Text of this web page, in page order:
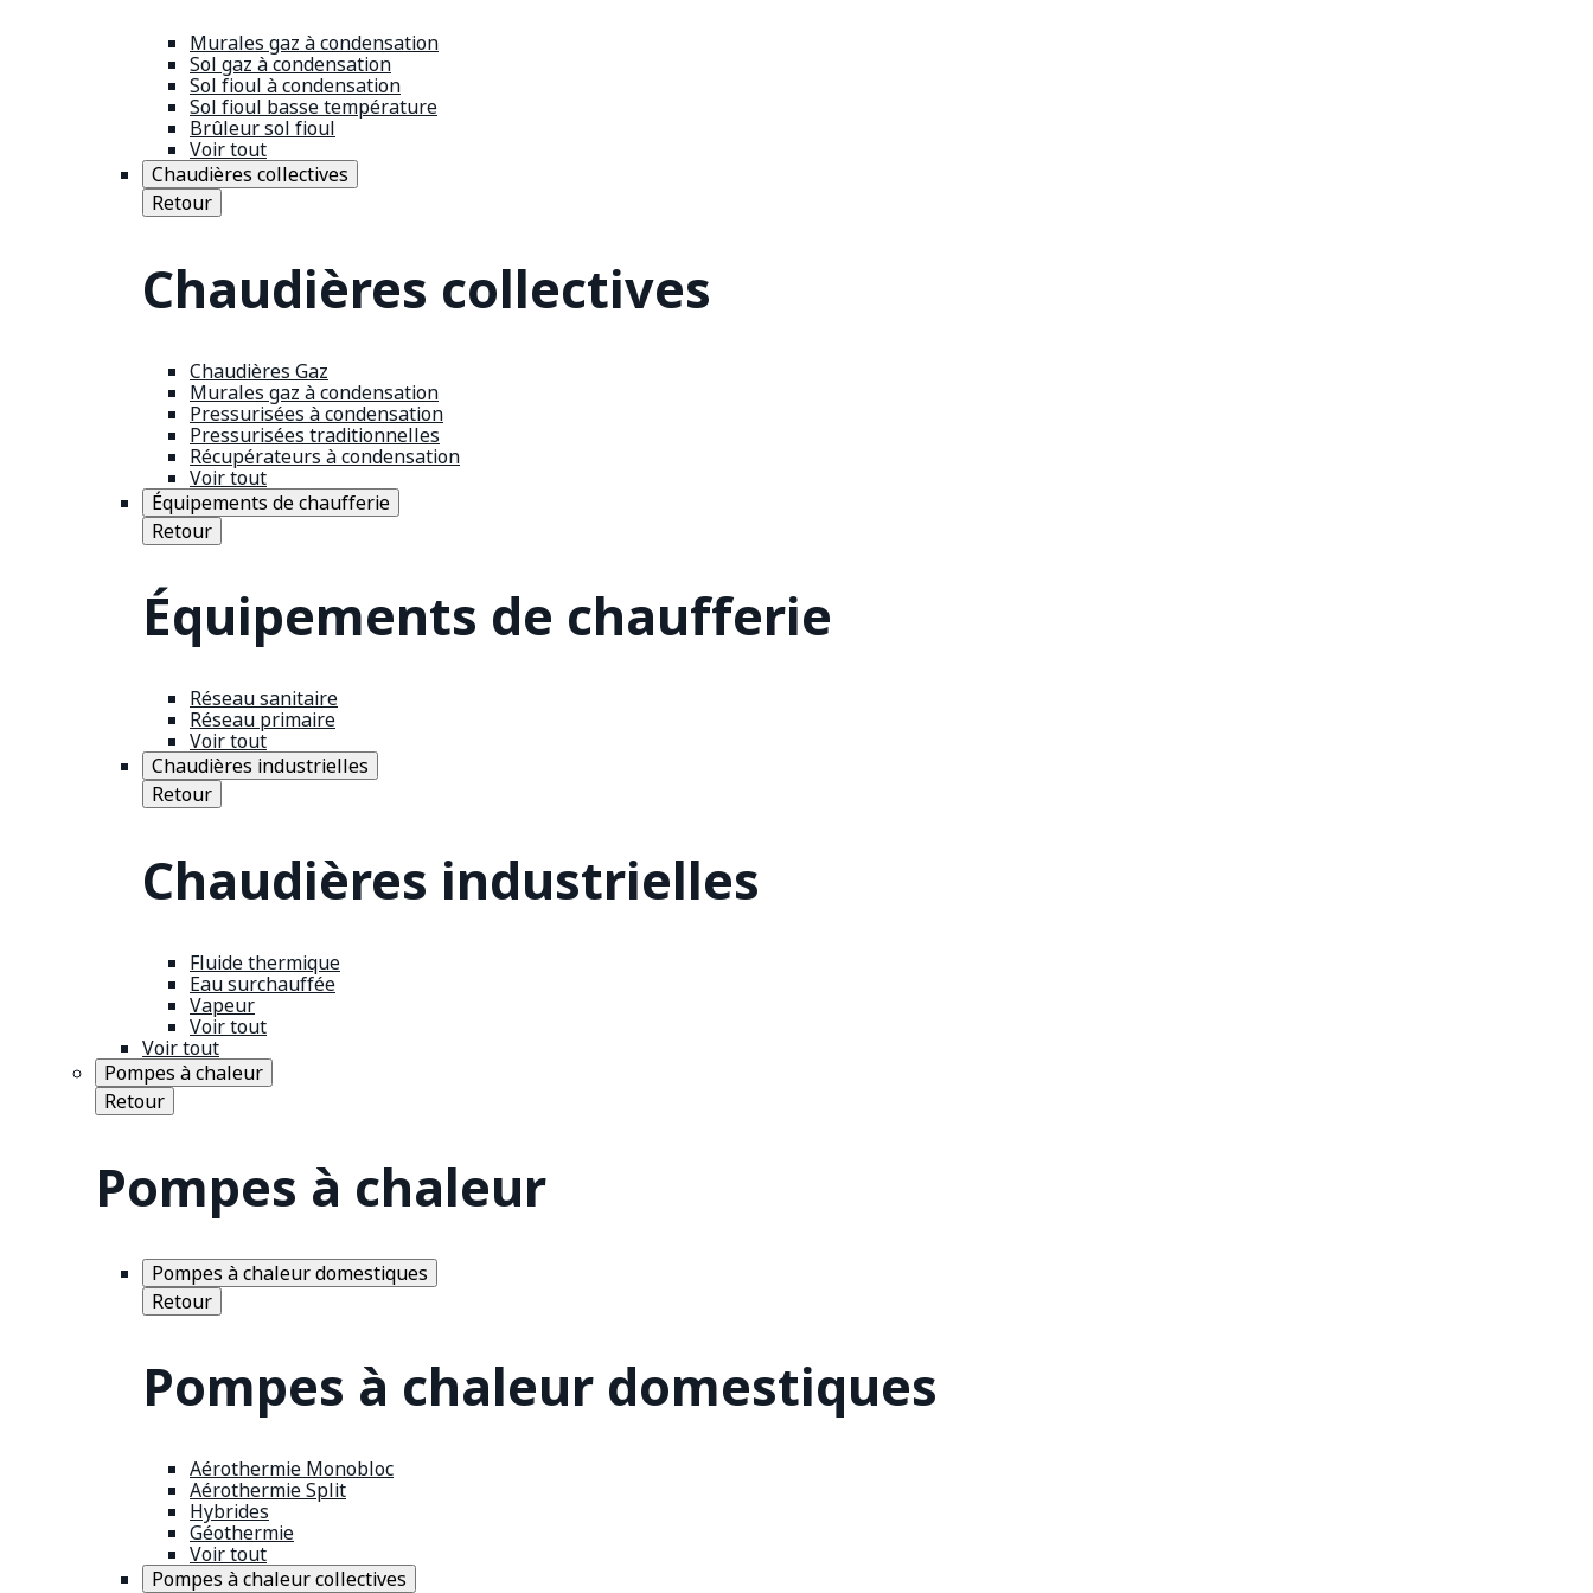
Murales gaz à condensation
Sol gaz à condensation
Sol fioul à condensation
Sol fioul basse température
Brûleur sol fioul
Voir tout
Chaudières collectives
Retour
Chaudières collectives
Chaudières Gaz
Murales gaz à condensation
Pressurisées à condensation
Pressurisées traditionnelles
Récupérateurs à condensation
Voir tout
Équipements de chaufferie
Retour
Équipements de chaufferie
Réseau sanitaire
Réseau primaire
Voir tout
Chaudières industrielles
Retour
Chaudières industrielles
Fluide thermique
Eau surchauffée
Vapeur
Voir tout
Voir tout
Pompes à chaleur
Retour
Pompes à chaleur
Pompes à chaleur domestiques
Retour
Pompes à chaleur domestiques
Aérothermie Monobloc
Aérothermie Split
Hybrides
Géothermie
Voir tout
Pompes à chaleur collectives